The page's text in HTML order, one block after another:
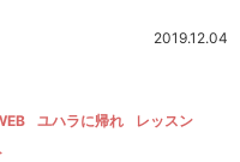
2019.12.04
ユハラに帰れ
レッスン